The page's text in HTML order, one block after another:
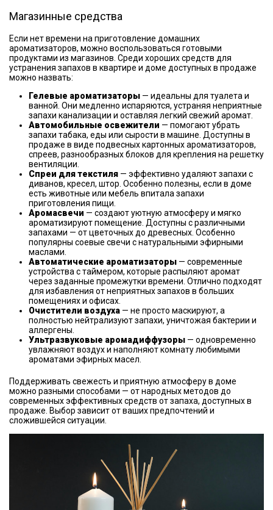
Магазинные средства
Если нет времени на приготовление домашних
ароматизаторов, можно воспользоваться готовыми
продуктами из магазинов. Среди хороших средств для
устранения запахов в квартире и доме доступных в продаже
можно назвать:
Гелевые ароматизаторы — идеальны для туалета и
ванной. Они медленно испаряются, устраняя неприятные
запахи канализации и оставляя легкий свежий аромат.
Автомобильные освежители — помогают убрать
запахи табака, еды или сырости в машине. Доступны в
продаже в виде подвесных картонных ароматизаторов,
спреев, разнообразных блоков для крепления на решетку
вентиляции.
Спреи для текстиля — эффективно удаляют запахи с
диванов, кресел, штор. Особенно полезны, если в доме
есть животные или мебель впитала запахи
приготовления пищи.
Аромасвечи — создают уютную атмосферу и мягко
ароматизируют помещение. Доступны с различными
запахами — от цветочных до древесных. Особенно
популярны соевые свечи с натуральными эфирными
маслами.
Автоматические ароматизаторы — современные
устройства с таймером, которые распыляют аромат
через заданные промежутки времени. Отлично подходят
для избавления от неприятных запахов в больших
помещениях и офисах.
Очистители воздуха — не просто маскируют, а
полностью нейтрализуют запахи, уничтожая бактерии и
аллергены.
Ультразвуковые аромадиффузоры — одновременно
увлажняют воздух и наполняют комнату любимыми
ароматами эфирных масел.
Поддерживать свежесть и приятную атмосферу в доме
можно разными способами — от народных методов до
современных эффективных средств от запаха, доступных в
продаже. Выбор зависит от ваших предпочтений и
сложившейся ситуации.